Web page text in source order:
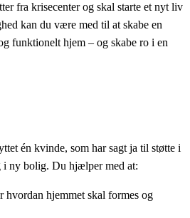
fra krisecenter og skal starte et nyt liv
kan du være med til at skabe en
funktionelt hjem – og skabe ro i en
én kvinde, som har sagt ja til støtte i
ny bolig. Du hjælper med at:
hvordan hjemmet skal formes og